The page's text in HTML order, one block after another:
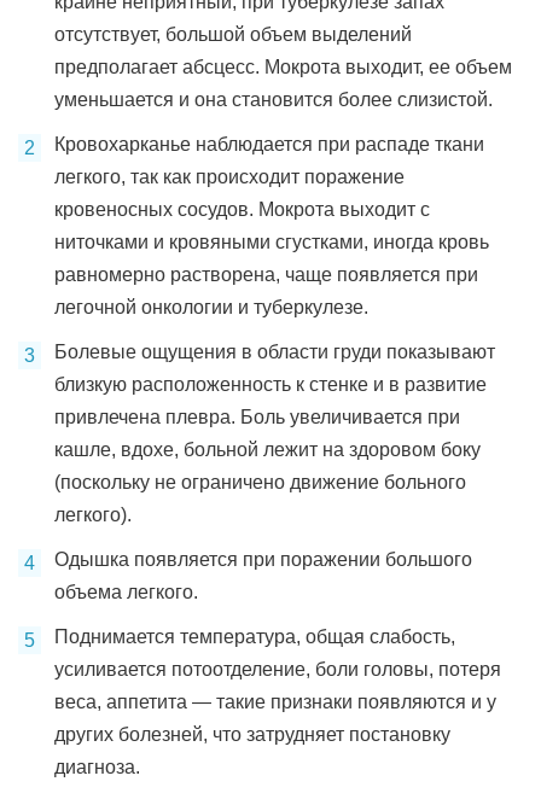
отсутствует, большой объем выделений
предполагает абсцесс. Мокрота выходит, ее объем
уменьшается и она становится более слизистой.
Кровохарканье наблюдается при распаде ткани
легкого, так как происходит поражение
кровеносных сосудов. Мокрота выходит с
ниточками и кровяными сгустками, иногда кровь
равномерно растворена, чаще появляется при
легочной онкологии и туберкулезе.
Болевые ощущения в области груди показывают
близкую расположенность к стенке и в развитие
привлечена плевра. Боль увеличивается при
кашле, вдохе, больной лежит на здоровом боку
(поскольку не ограничено движение больного
легкого).
Одышка появляется при поражении большого
объема легкого.
Поднимается температура, общая слабость,
усиливается потоотделение, боли головы, потеря
веса, аппетита — такие признаки появляются и у
других болезней, что затрудняет постановку
диагноза.